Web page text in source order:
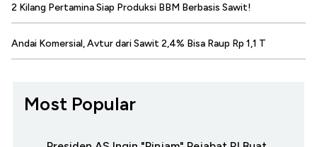
2 Kilang Pertamina Siap Produksi BBM Berbasis Sawit!
Andai Komersial, Avtur dari Sawit 2,4% Bisa Raup Rp 1,1 T
Most Popular